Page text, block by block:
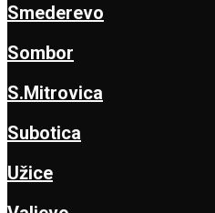
Smederevo
Sombor
S.Mitrovica
Subotica
Užice